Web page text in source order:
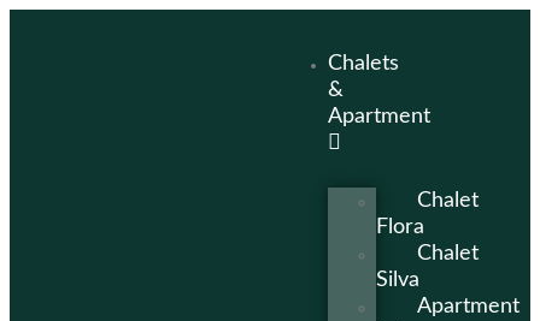
Chalets
&
Apartment
Chalet
Flora
Chalet
Silva
Apartment